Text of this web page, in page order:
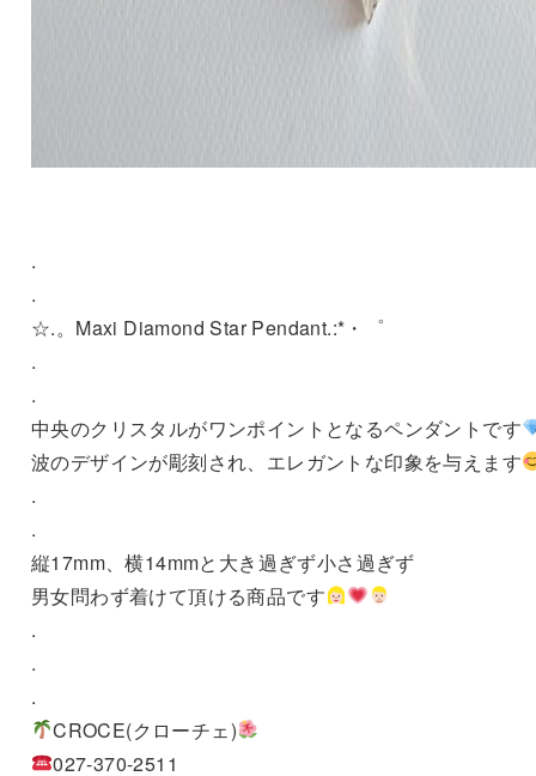
.
.
☆.。Maxi Diamond Star Pendant.:*・゜
.
.
中央のクリスタルがワンポイントとなるペンダントです
波のデザインが彫刻され、エレガントな印象を与えます
.
.
縦17mm、横14mmと大き過ぎず小さ過ぎず
男女問わず着けて頂ける商品です
.
.
.
CROCE(クローチェ)
027-370-2511